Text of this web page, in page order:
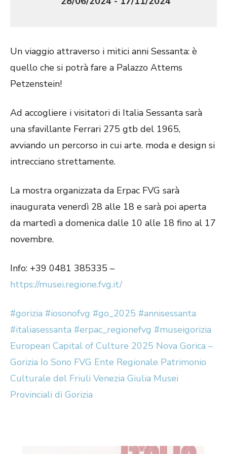
Un viaggio attraverso i mitici anni Sessanta: è
quello che si potrà fare a Palazzo Attems
Petzenstein!
Ad accogliere i visitatori di Italia Sessanta sarà
una sfavillante Ferrari 275 gtb del 1965,
avviando un percorso in cui arte. moda e design si
intrecciano strettamente.
La mostra organizzata da Erpac FVG sarà
inaugurata venerdì 28 alle 18 e sarà poi aperta
da martedì a domenica dalle 10 alle 18 fino al 17
novembre.
Info: +39 0481 385335 –
https://musei.regione.fvg.it/
#gorizia #iosonofvg #go_2025 #annisessanta
#italiasessanta #erpac_regionefvg #museigorizia
European Capital of Culture 2025 Nova Gorica –
Gorizia Io Sono FVG Ente Regionale Patrimonio
Culturale del Friuli Venezia Giulia Musei
Provinciali di Gorizia